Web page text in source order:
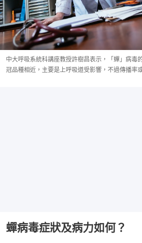
中大呼吸系統科講座教授許樹昌表示，「蟬」病毒
冠品種相近，主要是上呼吸道受影響，不過傳播率
蟬病毒症狀及病力如何？